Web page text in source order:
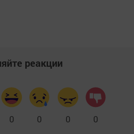
реакции
0 0 0 0